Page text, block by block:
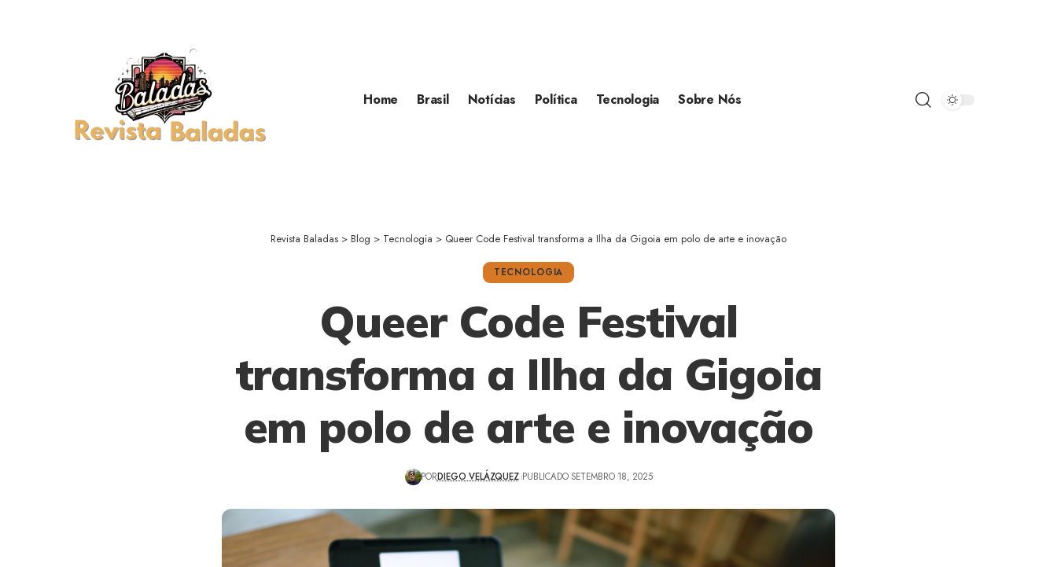
Home Brasil Notícias Política Tecnologia Sobre Nós
Revista Baladas > Blog > Tecnologia > Queer Code Festival transforma a Ilha da Gigoia em polo de arte e inovação
TECNOLOGIA
Queer Code Festival
transforma a Ilha da Gigoia
em polo de arte e inovação
PORDIEGO VELÁZQUEZ PUBLICADO SETEMBRO 18, 2025